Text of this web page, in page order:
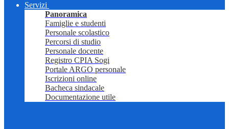
Servizi
Panoramica
Famiglie e studenti
Personale scolastico
Percorsi di studio
Personale docente
Registro CPIA Sogi
Portale ARGO personale
Iscrizioni online
Bacheca sindacale
Documentazione utile